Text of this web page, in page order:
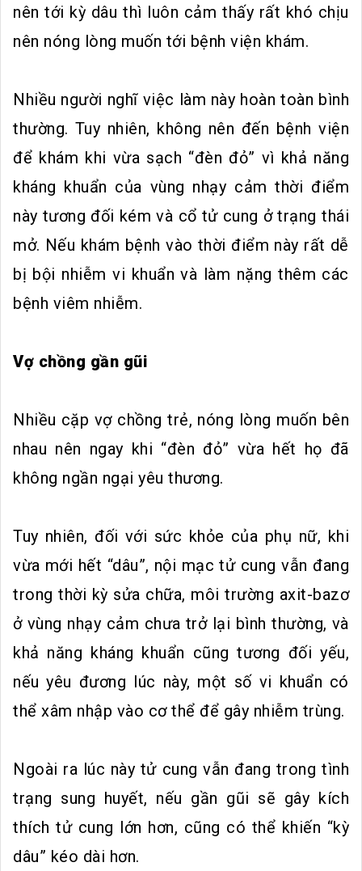
nên tới kỳ dâu thì luôn cảm thấy rất khó chịu
nên nóng lòng muốn tới bệnh viện khám.
Nhiều người nghĩ việc làm này hoàn toàn bình
thường. Tuy nhiên, không nên đến bệnh viện
để khám khi vừa sạch “đèn đỏ” vì khả năng
kháng khuẩn của vùng nhạy cảm thời điểm
này tương đối kém và cổ tử cung ở trạng thái
mở. Nếu khám bệnh vào thời điểm này rất dễ
bị bội nhiễm vi khuẩn và làm nặng thêm các
bệnh viêm nhiễm.
Vợ chồng gần gũi
Nhiều cặp vợ chồng trẻ, nóng lòng muốn bên
nhau nên ngay khi “đèn đỏ” vừa hết họ đã
không ngần ngại yêu thương.
Tuy nhiên, đối với sức khỏe của phụ nữ, khi
vừa mới hết “dâu”, nội mạc tử cung vẫn đang
trong thời kỳ sửa chữa, môi trường axit-bazơ
ở vùng nhạy cảm chưa trở lại bình thường, và
khả năng kháng khuẩn cũng tương đối yếu,
nếu yêu đương lúc này, một số vi khuẩn có
thể xâm nhập vào cơ thể để gây nhiễm trùng.
Ngoài ra lúc này tử cung vẫn đang trong tình
trạng sung huyết, nếu gần gũi sẽ gây kích
thích tử cung lớn hơn, cũng có thể khiến “kỳ
dâu” kéo dài hơn.